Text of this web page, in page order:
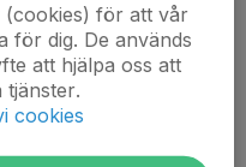
(cookies) för att vår
för dig. De används
att hjälpa oss att
cookies